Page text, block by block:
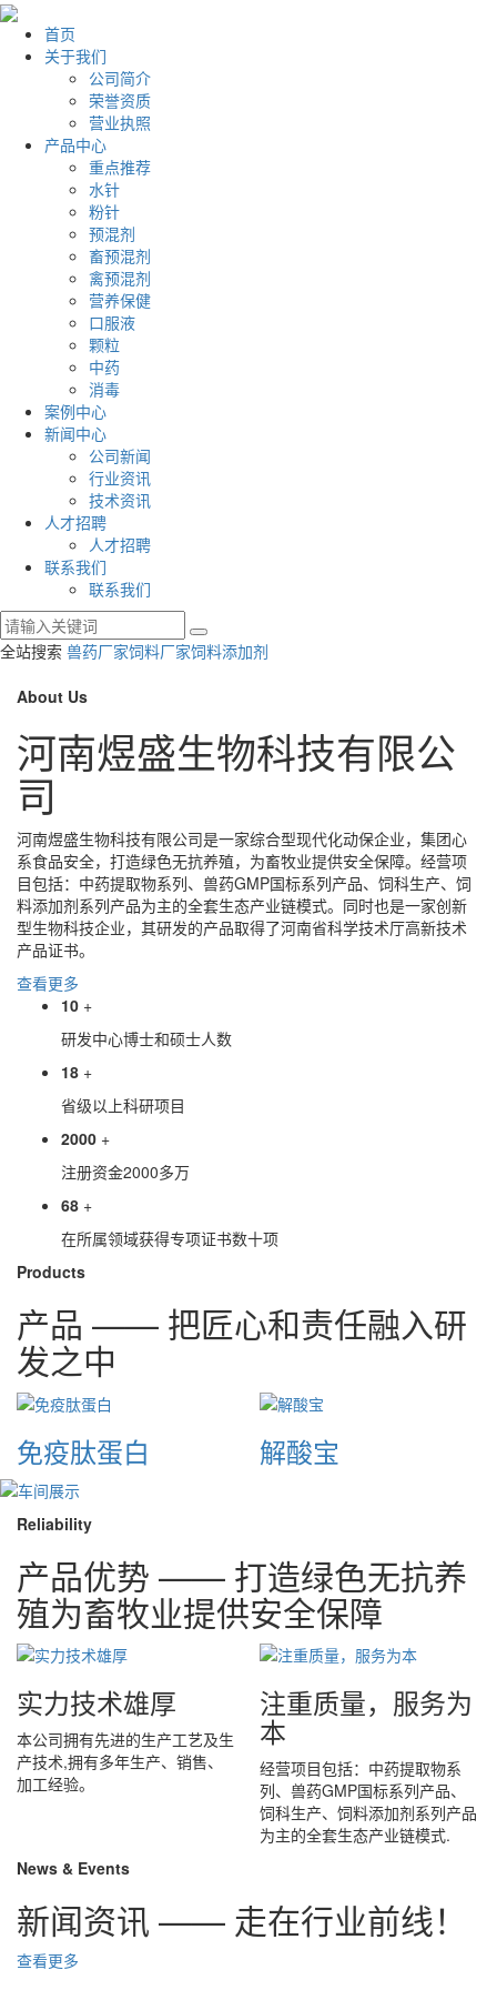
首页
关于我们
公司简介
荣誉资质
营业执照
产品中心
重点推荐
水针
粉针
预混剂
畜预混剂
禽预混剂
营养保健
口服液
颗粒
中药
消毒
案例中心
新闻中心
公司新闻
行业资讯
技术资讯
人才招聘
人才招聘
联系我们
联系我们
全站搜索 兽药厂家饲料厂家饲料添加剂
About Us
河南煜盛生物科技有限公
司
河南煜盛生物科技有限公司是一家综合型现代化动保企业，集团心
系食品安全，打造绿色无抗养殖，为畜牧业提供安全保障。经营项
目包括：中药提取物系列、兽药GMP国标系列产品、饲科生产、饲
料添加剂系列产品为主的全套生态产业链模式。同时也是一家创新
型生物科技企业，其研发的产品取得了河南省科学技术厅高新技术
产品证书。
查看更多
10 +
研发中心博士和硕士人数
18 +
省级以上科研项目
2000 +
注册资金2000多万
68 +
在所属领域获得专项证书数十项
Products
产品 —— 把匠心和责任融入研
发之中
免疫肽蛋白 解酸宝
Reliability
产品优势 —— 打造绿色无抗养
殖为畜牧业提供安全保障
实力技术雄厚
本公司拥有先进的生产工艺及生
产技术,拥有多年生产、销售、
加工经验。
注重质量，服务为
本
经营项目包括：中药提取物系
列、兽药GMP国标系列产品、
饲科生产、饲料添加剂系列产品
为主的全套生态产业链模式.
News & Events
新闻资讯 —— 走在行业前线！
查看更多